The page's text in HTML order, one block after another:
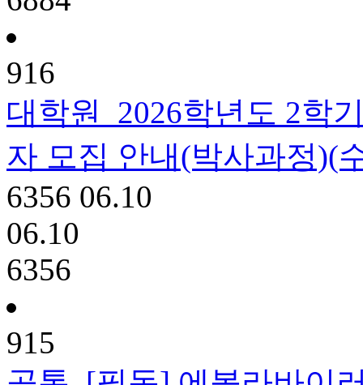
916
대학원
2026학년도 2학
자 모집 안내(박사과정)(
6356 06.10
06.10
6356
915